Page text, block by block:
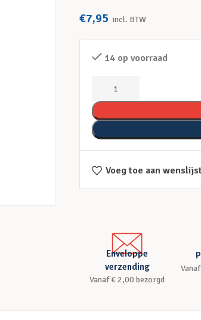
€7,95 incl. BTW
14 op voorraad
Voeg toe aan
Enveloppe
verzending
Vanaf € 2,00 bezorgd